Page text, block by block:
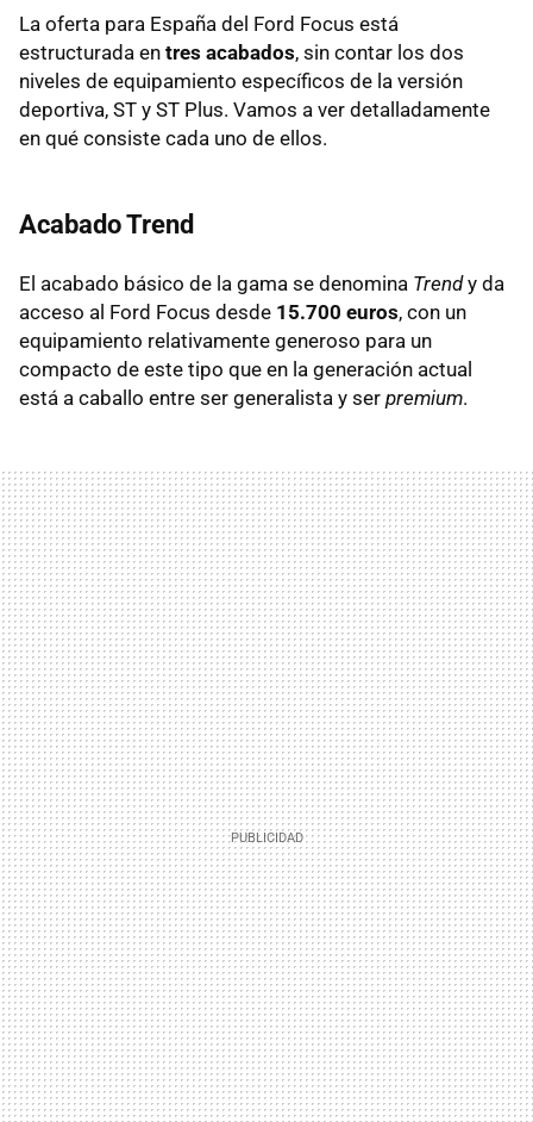
La oferta para España del Ford Focus está
estructurada en tres acabados, sin contar los dos
niveles de equipamiento específicos de la versión
deportiva, ST y ST Plus. Vamos a ver detalladamente
en qué consiste cada uno de ellos.
Acabado Trend
El acabado básico de la gama se denomina Trendy da
acceso al Ford Focus desde 15.700 euros, con un
equipamiento relativamente generoso para un
compacto de este tipo que en la generación actual
está a caballo entre ser generalista y ser premium.